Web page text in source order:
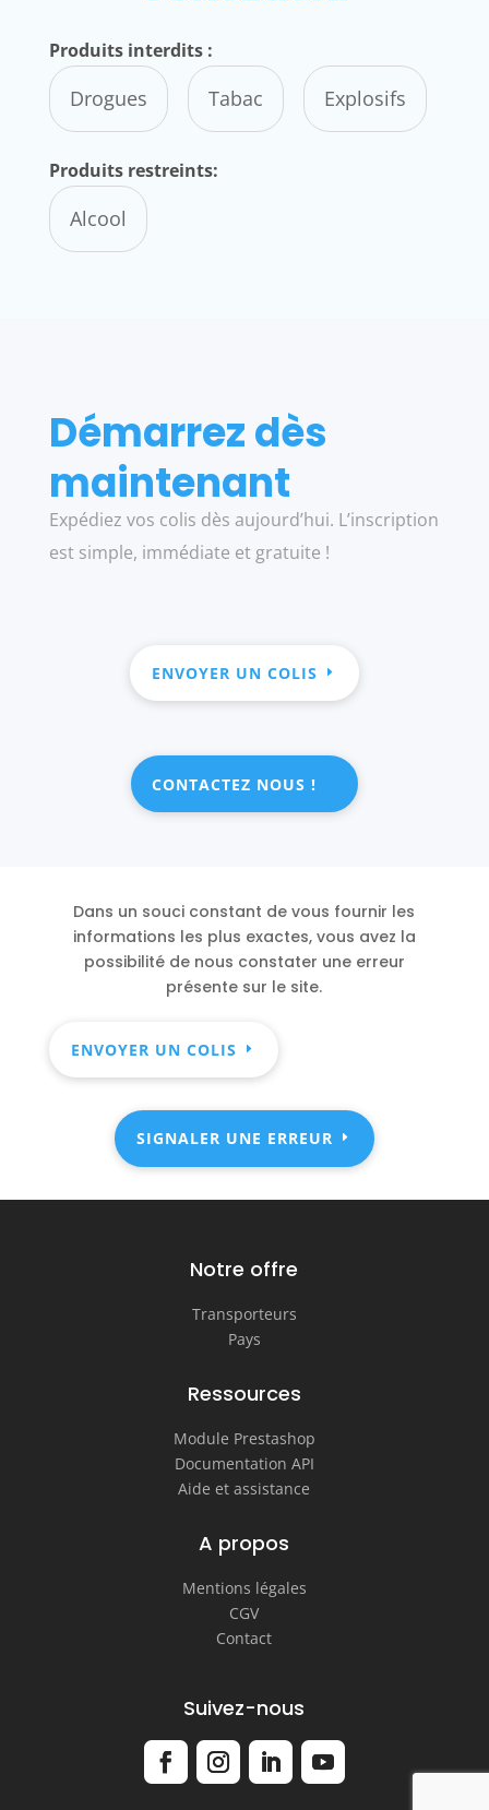
Produits interdits :
Drogues Tabac Explosifs
Produits restreints:
Alcool
Démarrez dès
maintenant
Expédiez vos colis dès aujourd’hui. L’inscription
est simple, immédiate et gratuite !
ENVOYER UN COLIS
CONTACTEZ NOUS !
Dans un souci constant de vous fournir les
informations les plus exactes, vous avez la
possibilité de nous constater une erreur
présente sur le site.
ENVOYER UN COLIS
SIGNALER UNE ERREUR
Notre offre
Transporteurs
Pays
Ressources
Module Prestashop
Documentation API
Aide et assistance
A propos
Mentions légales
CGV
Contact
Suivez-nous